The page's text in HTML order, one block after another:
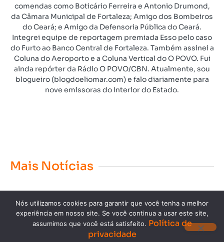
comendas como Boticário Ferreira e Antonio Drumond,
da Câmara Municipal de Fortaleza; Amigo dos Bombeiros
do Ceará; e Amigo da Defensoria Pública do Ceará.
Integrei equipe de reportagem premiada Esso pelo caso
do Furto ao Banco Central de Fortaleza. Também assinei a
Coluna do Aeroporto e a Coluna Vertical do O POVO. Fui
ainda repórter da Rádio O POVO/CBN. Atualmente, sou
blogueiro (blogdoeliomar.com) e falo diariamente para
nove emissoras do Interior do Estado.
Mais Notícias
Nós utilizamos cookies para garantir que você tenha a melhor
experiência em nosso site. Se você continua a usar este site,
assumimos que você está satisfeito. Política de
privacidade